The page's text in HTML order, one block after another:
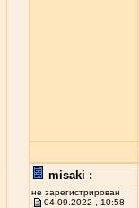
misaki :
не зарегистрирован
04.09.2022 , 10:58